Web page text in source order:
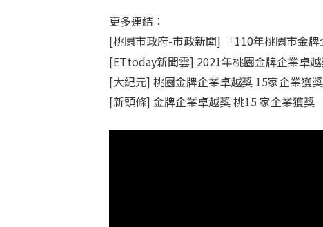
更多連結：
[桃園市政府-市政新聞] 「110年桃園市金
[ETtoday新聞雲] 2021年桃園金牌企業卓
[大紀元] 桃園金牌企業卓越獎 15家企業獲獎
[新頭條] 金牌企業卓越獎 桃15 家企業獲獎